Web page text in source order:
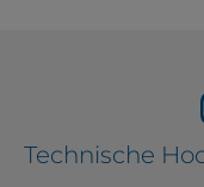
Technische